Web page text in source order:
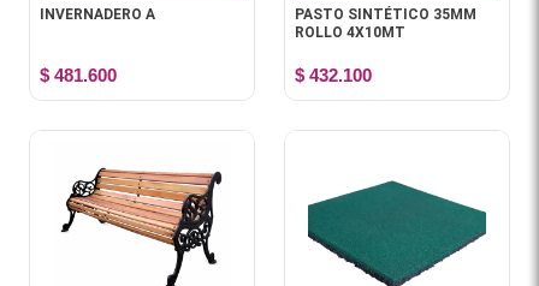
INVERNADERO A
$ 481.600
PASTO SINTÉTICO 35MM
ROLLO 4X10MT
$ 432.100